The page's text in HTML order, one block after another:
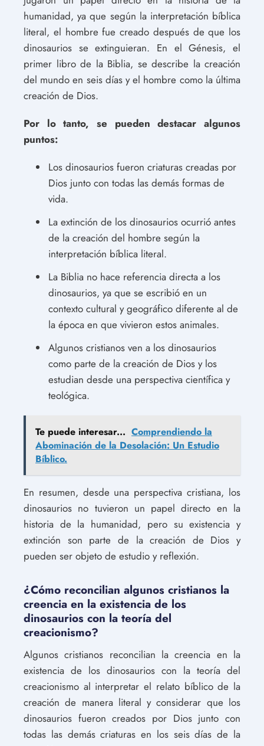
humanidad, ya que según la interpretación bíblica
literal, el hombre fue creado después de que los
dinosaurios se extinguieran. En el Génesis, el
primer libro de la Biblia, se describe la creación
del mundo en seis días y el hombre como la última
creación de Dios.
Por lo tanto, se pueden destacar algunos
puntos:
Los dinosaurios fueron criaturas creadas por
Dios junto con todas las demás formas de
vida.
La extinción de los dinosaurios ocurrió antes
de la creación del hombre según la
interpretación bíblica literal.
La Biblia no hace referencia directa a los
dinosaurios, ya que se escribió en un
contexto cultural y geográfico diferente al de
la época en que vivieron estos animales.
Algunos cristianos ven a los dinosaurios
como parte de la creación de Dios y los
estudian desde una perspectiva científica y
teológica.
Te puede interesar... Comprendiendo la
Abominación de la Desolación: Un Estudio
Bíblico.
En resumen, desde una perspectiva cristiana, los
dinosaurios no tuvieron un papel directo en la
historia de la humanidad, pero su existencia y
extinción son parte de la creación de Dios y
pueden ser objeto de estudio y reflexión.
¿Cómo reconcilian algunos cristianos la
creencia en la existencia de los
dinosaurios con la teoría del
creacionismo?
Algunos cristianos reconcilian la creencia en la
existencia de los dinosaurios con la teoría del
creacionismo al interpretar el relato bíblico de la
creación de manera literal y considerar que los
dinosaurios fueron creados por Dios junto con
todas las demás criaturas en los seis días de la